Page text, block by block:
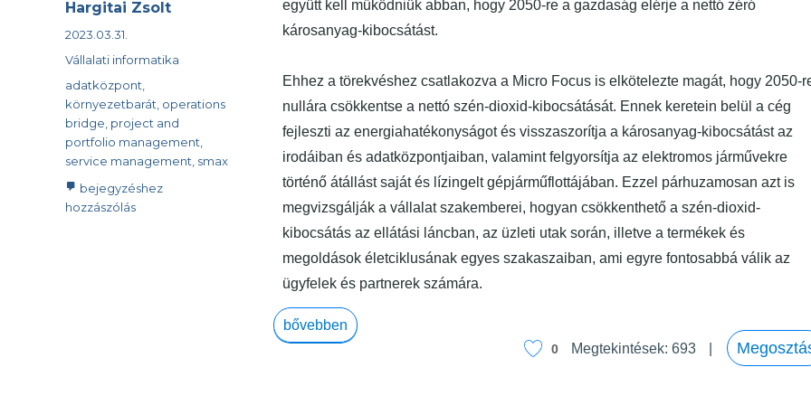
együtt kell működniük abban, hogy 2050-re a gazdaság elérje a nettó zéró
károsanyag-kibocsátást.
Ehhez a törekvéshez csatlakozva a Micro Focus is elkötelezte magát, hogy 2050-
nullára csökkentse a nettó szén-dioxid-kibocsátását. Ennek keretein belül a cég
fejleszti az energiahatékonyságot és visszaszorítja a károsanyag-kibocsátást az
irodáiban és adatközpontjaiban, valamint felgyorsítja az elektromos járművekre
történő átállást saját és lízingelt gépjárműflottájában. Ezzel párhuzamosan azt is
megvizsgálják a vállalat szakemberei, hogyan csökkenthető a szén-dioxid-
kibocsátás az ellátási láncban, az üzleti utak során, illetve a termékek és
megoldások életciklusának egyes szakaszaiban, ami egyre fontosabbá válik az
ügyfelek és partnerek számára.
“Így lehet évi 3 millió dollárt spórolni zöldítéssel”
bővebben
Megtekintések: 693
0
Szerző
Hargitai Zsolt
Közzétéve
2023.03.31.
Kategória
Vállalati informatika
Címke
adatközpont
környezetbarát operations
bridge project and
portfolio management
service management smax
Így
lehet
bejegyzéshez
hozzászólás